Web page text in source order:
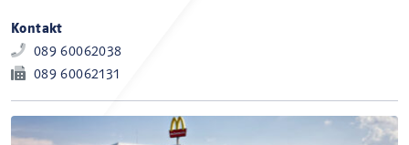
Kontakt
089 60062038
089 60062131